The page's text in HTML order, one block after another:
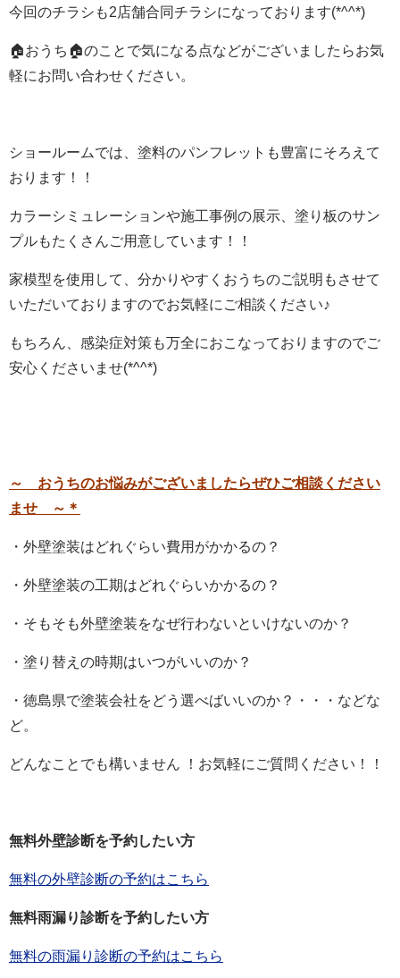
今回のチラシも2店舗合同チラシになっております(*^^*)
🏠おうち🏠のことで気になる点などがございましたらお気
軽にお問い合わせください。
ショールームでは、塗料のパンフレットも豊富にそろえて
おります！！
カラーシミュレーションや施工事例の展示、塗り板のサン
プルもたくさんご用意しています！！
家模型を使用して、分かりやすくおうちのご説明もさせて
いただいておりますのでお気軽にご相談ください♪
もちろん、感染症対策も万全におこなっておりますのでご
安心くださいませ(*^^*)
～ おうちのお悩みがございましたらぜひご相談ください
ませ ～＊
・外壁塗装はどれぐらい費用がかかるの？
・外壁塗装の工期はどれぐらいかかるの？
・そもそも外壁塗装をなぜ行わないといけないのか？
・塗り替えの時期はいつがいいのか？
・徳島県で塗装会社をどう選べばいいのか？・・・などな
ど。
どんなことでも構いません ！お気軽にご質問ください！！
無料外壁診断を予約したい方
無料の外壁診断の予約はこちら
無料雨漏り診断を予約したい方
無料の雨漏り診断の予約はこちら